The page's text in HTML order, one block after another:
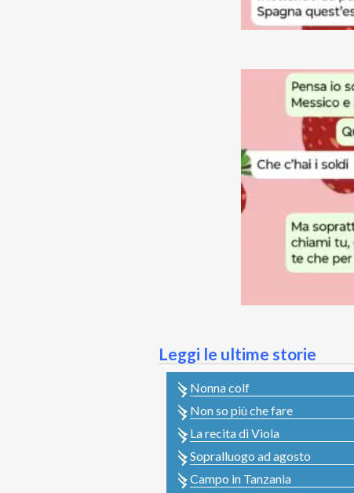
Leggi le ultime storie
Nonna colf
Non so più che fare
La recita di Viola
Sopralluogo ad agosto
Campo in Tanzania